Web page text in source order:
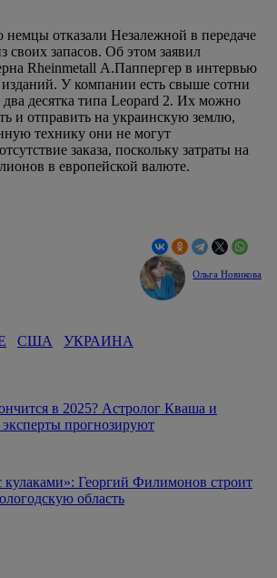
немцы отказали Незалежной в передаче
своих запасов. Об этом заявил
Rheinmetall А.Паппергер в интервью
У компании есть свыше сотни
два десятка типа Leopard 2. Их можно
и отправить на украинскую землю,
технику они не могут
заказа, поскольку затраты на
в европейской валюте.
Ольга Новикова
США УКРАИНА
в 2025? Астролог Кваша и
прогнозируют
кулаками»: Георгий Филимонов строит
область